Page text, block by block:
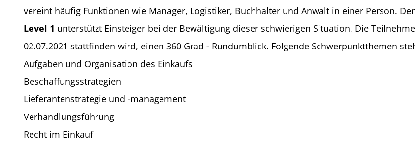
vereint häufig Funktionen wie Manager, Logistiker, Buchhalter und Anwalt in einer Person.
Level 1 unterstützt Einsteiger bei der Bewältigung dieser schwierigen Situation. Die
02.07.2021 stattfinden wird, einen 360 Grad - Rundumblick. Folgende Schwerpunktthemen
Aufgaben und Organisation des Einkaufs
Beschaffungsstrategien
Lieferantenstrategie und -management
Verhandlungsführung
Recht im Einkauf